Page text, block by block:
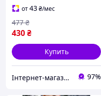
от43₴/мес
430₴
477 ₴
Купить
Інтернет-магазин "Дитяче містечко" 97%